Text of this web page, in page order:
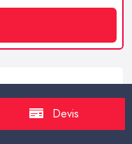
Devis